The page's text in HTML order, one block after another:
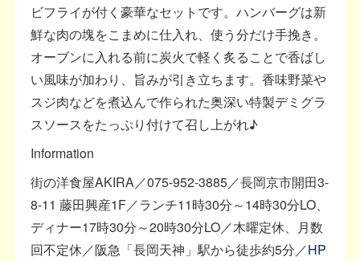
ビフライが付く豪華なセットです。ハンバーグは新
鮮な肉の塊をこまめに仕入れ、使う分だけ手挽き。
オーブンに入れる前に炭火で軽く炙ることで香ばし
い風味が加わり、旨みが引き立ちます。香味野菜や
スジ肉などを煮込んで作られた奥深い特製デミグラ
スソースをたっぷり付けて召し上がれ♪
Information
街の洋食屋AKIRA／075-952-3885／長岡京市開田3-
8-11 藤田興産1F／ランチ11時30分～14時30分LO、
ディナー17時30分～20時30分LO／木曜定休、月数
回不定休／阪急「長岡天神」駅から徒歩約5分／HP